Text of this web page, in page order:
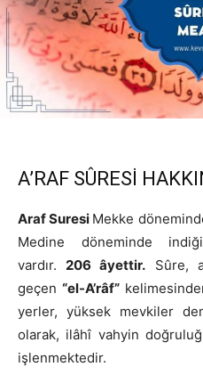
A’RAF SÛRESİ
Araf Suresi Mekke
Medine döneminde
vardır. 206 âyettir. Sûre,
geçen“el-A’râf”
yerler, yüksek mevkiler
olarak, ilâhî vahyin
işlenmektedir.